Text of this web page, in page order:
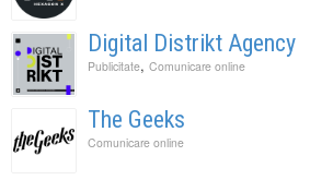
Digital Distrikt Agency
Publicitate, Comunicare online
The Geeks
Comunicare online